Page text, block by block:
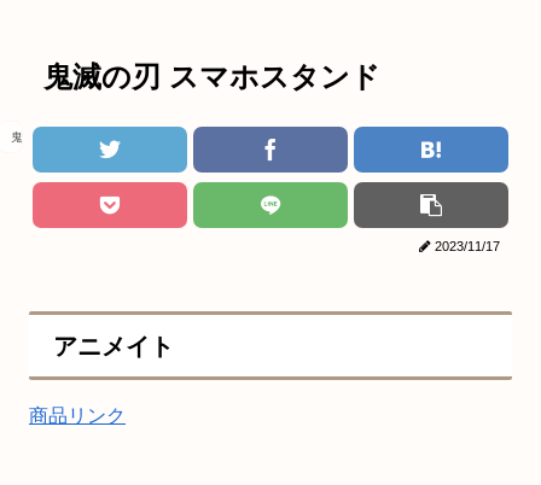
鬼滅の刃 スマホスタンド
鬼滅の刃
2023/11/17
アニメイト
商品リンク